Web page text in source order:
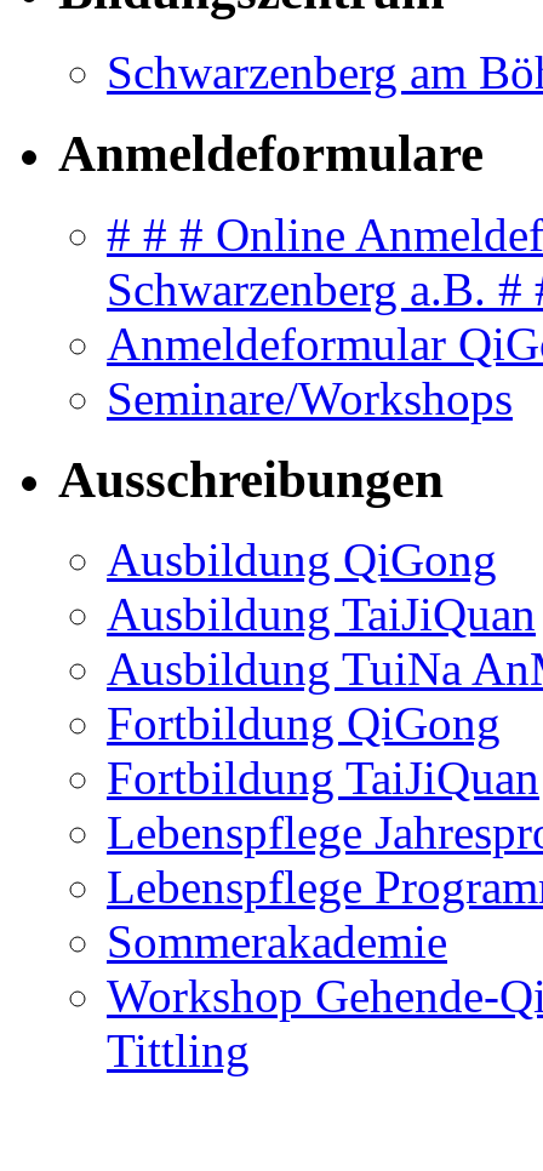
Schwarzenberg am
Anmeldeformulare
# # # Online
Schwarzenberg a.B. #
Anmeldeformular
Seminare/Workshops
Ausschreibungen
Ausbildung QiGong
Ausbildung TaiJiQuan
Ausbildung TuiNa
Fortbildung QiGong
Fortbildung TaiJiQuan
Lebenspflege
Lebenspflege
Sommerakademie
Workshop Gehende-
Tittling